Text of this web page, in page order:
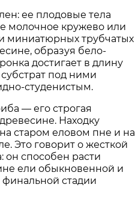
ее плодовые тела
молочное кружево или
миниатюрных трубчатых
образуя бело-
достигает в длину
под ними
студенистым.
— его строгая
Находку
старом еловом пне и на
Это говорит о жесткой
он способен расти
ели обыкновенной и
финальной стадии